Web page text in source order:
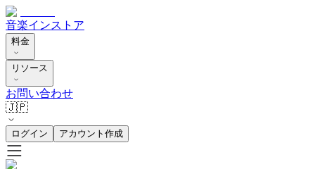
音楽インストア
料金
リソース
お問い合わせ
🇯🇵
ログイン アカウント作成